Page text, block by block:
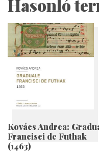
Hasonló
Kovács Andrea:
Francisci de Futhak
(1463)